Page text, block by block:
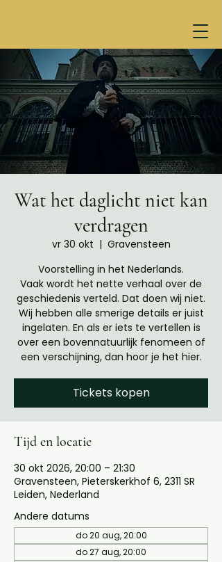
Wat het daglicht niet kan
verdragen
vr 30 okt
  |
Gravensteen
Voorstelling in het Nederlands.
Vaak wordt het nette verhaal over de
geschiedenis verteld. Dat doen wij niet.
Wij hebben alle smerige details er juist
ingelaten. En als er iets te vertellen is
over een bovennatuurlijk fenomeen of
een verschijning, dan hoor je het hier.
Tickets kopen
Tijd en locatie
30 okt 2026, 20:00 – 21:30
Gravensteen, Pieterskerkhof 6, 2311 SR
Leiden, Nederland
Andere datums
do 20 aug, 20:00
do 27 aug, 20:00